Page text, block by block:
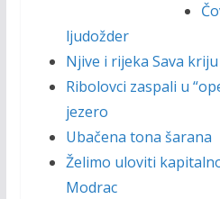
ljudožder
Njive i rijeka Sava
Ribolovci zaspali u
jezero
Ubačena tona šarana
Želimo uloviti
Modrac